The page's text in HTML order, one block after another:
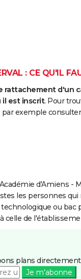
: CE QU'IL
rattachement d'un
il est inscrit. Pour
par exemple
d'Amiens -
les personnes
technologique ou
celle de
plans
Je m'abonne